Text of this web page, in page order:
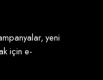
yeni
için e-